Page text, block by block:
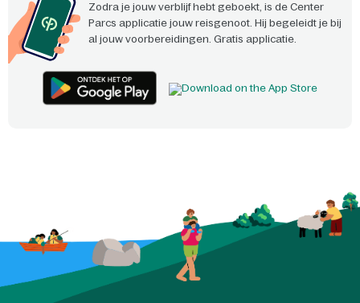
Zodra je jouw verblijf hebt geboekt, is de Center
Parcs applicatie jouw reisgenoot. Hij begeleidt je bij
al jouw voorbereidingen. Gratis applicatie.